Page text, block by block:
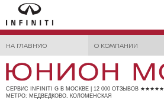
НА ГЛАВНУЮ О КОМПАНИИ
СЕРВИС INFINITI G В МОСКВЕ | 12 000 ОТЗЫВОВ ★★★★★
МЕТРО: МЕДВЕДКОВО, КОЛОМЕНСКАЯ